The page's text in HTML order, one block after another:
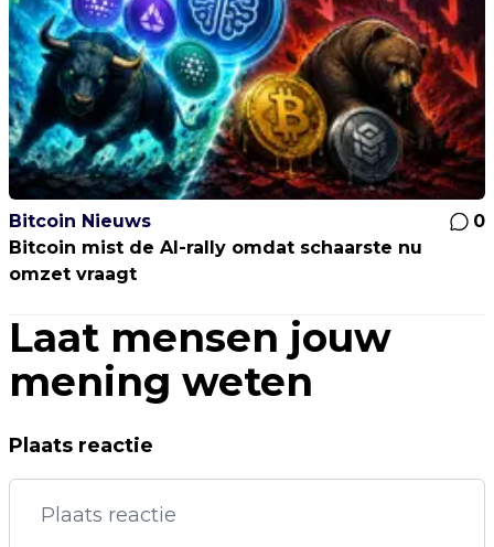
Bitcoin Nieuws
0
Bitcoin mist de AI-rally omdat schaarste nu
omzet vraagt
Laat mensen jouw
mening weten
Plaats reactie